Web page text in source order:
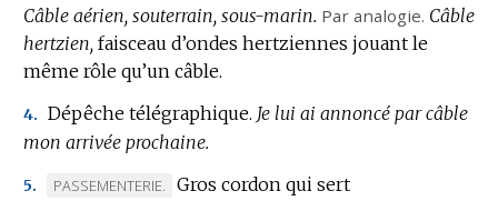
:
Câble aérien, souterrain, sous-marin. Par analogie. Câble
hertzien, faisceau d’ondes hertziennes jouant le
même rôle qu’un câble.
4. Dépêche télégraphique. Je lui ai annoncé par câble
mon arrivée prochaine.
5.
MARQUE
PASSEMENTERIE.
Gros cordon qui sert